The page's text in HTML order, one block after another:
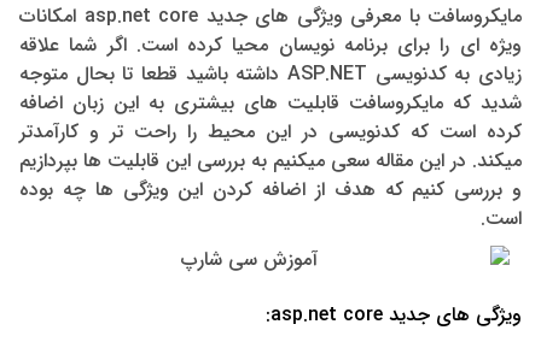
مایکروسافت با معرفی ویژگی های جدید asp.net core امکانات
ویژه ای را برای برنامه نویسان محیا کرده است. اگر شما علاقه
زیادی به کدنویسی ASP.NET داشته باشید قطعا تا بحال متوجه
شدید که مایکروسافت قابلیت های بیشتری به این زبان اضافه
کرده است که کدنویسی در این محیط را راحت تر و کارآمدتر
میکند. در این مقاله سعی میکنیم به بررسی این قابلیت ها بپردازیم
و بررسی کنیم که هدف از اضافه کردن این ویژگی ها چه بوده
است.
ویژگی های جدید asp.net core: